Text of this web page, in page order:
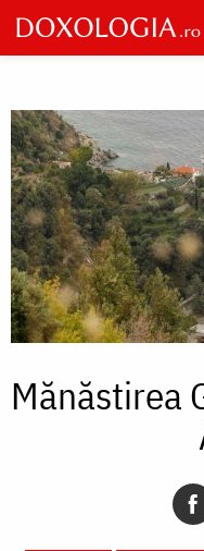
Skip
to
main
Mănăstirea